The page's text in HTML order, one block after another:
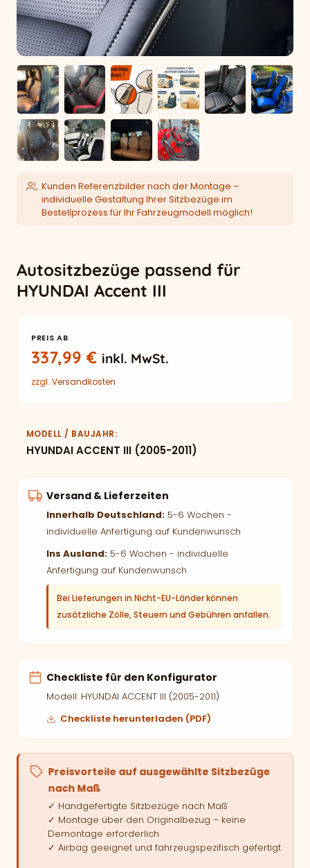
Kunden Referenzbilder nach der Montage –
individuelle Gestaltung Ihrer Sitzbezüge im
Bestellprozess für Ihr Fahrzeugmodell möglich!
Autositzbezüge passend für
HYUNDAI Accent III
PREIS AB
337,99€ inkl. MwSt.
zzgl. Versandkosten
MODELL / BAUJAHR
HYUNDAI ACCENT III (2005-2011)
Versand & Lieferzeiten
Innerhalb Deutschland: 5-6 Wochen -
individuelle Anfertigung auf Kundenwunsch
Ins Ausland: 5-6 Wochen - individuelle
Anfertigung auf Kundenwunsch
Bei Lieferungen in Nicht-EU-Länder können
zusätzliche Zölle, Steuern und Gebühren anfallen.
Checkliste für den Konfigurator
Modell: HYUNDAI ACCENT III (2005-2011)
Checkliste herunterladen (PDF)
Preisvorteile auf ausgewählte Sitzbezüge
nach Maß
✓ Handgefertigte Sitzbezüge nach Maß
✓ Montage über den Originalbezug – keine
Demontage erforderlich
✓ Airbag geeignet und fahrzeugspezifisch gefertigt